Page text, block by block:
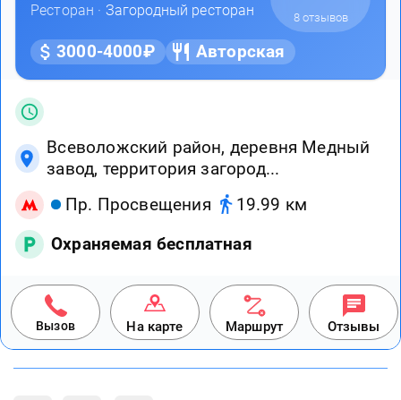
Ресторан · Загородный ресторан 8 отзывов
3000-4000₽ Авторская
Всеволожский район, деревня Медный
завод, территория загород...
Пр. Просвещения
19.99 км
Охраняемая бесплатная
Вызов На карте Маршрут Отзывы